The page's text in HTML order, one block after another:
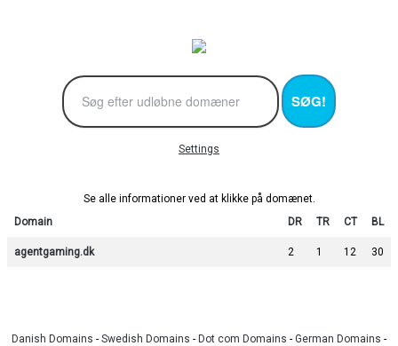
SØG!
Settings
Se alle informationer ved at klikke på domænet.
Domain
DR TR CT BL
agentgaming.dk 2 1 12 30
Danish Domains - Swedish Domains - Dot com Domains - German Domains -